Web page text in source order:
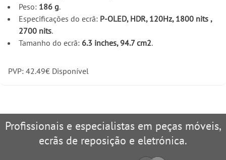
Peso: 186 g.
Especificações do ecrã: P-OLED, HDR, 120Hz, 1800 nits ,
2700 nits.
Tamanho do ecrã: 6.3 inches, 94.7 cm2.
PVP: 42.49€ Disponível
Profissionais e especialistas em peças móveis,
ecrãs de reposição e eletrónica.